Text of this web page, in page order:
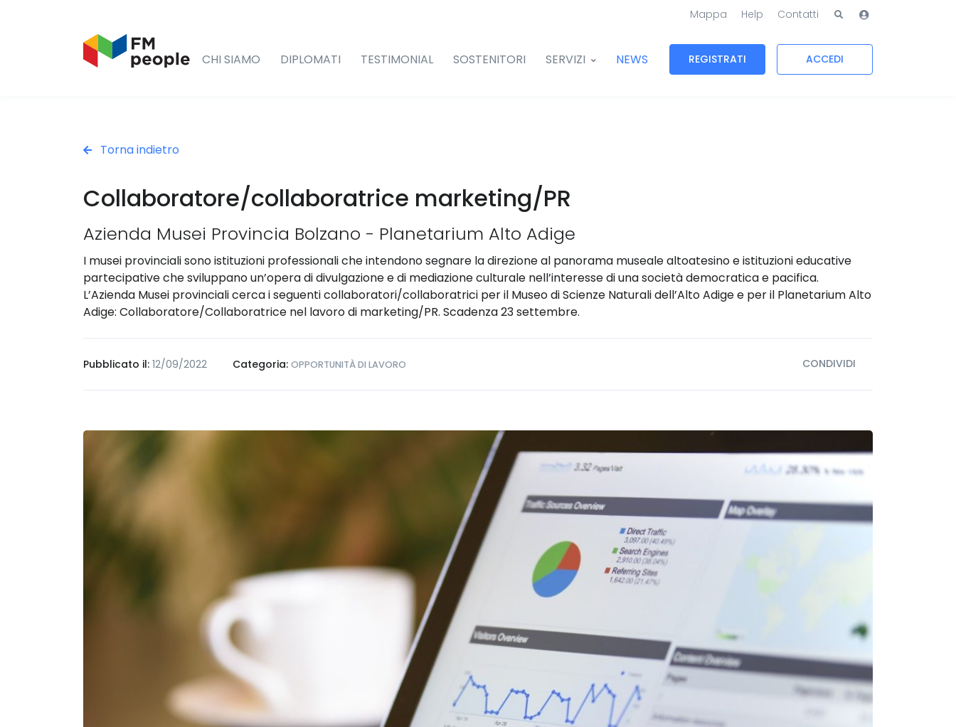
Mappa Help Contatti
CHI SIAMO DIPLOMATI TESTIMONIAL SOSTENITORI SERVIZI NEWS REGISTRATI ACCEDI
Torna indietro
Collaboratore/collaboratrice marketing/PR
Azienda Musei Provincia Bolzano - Planetarium Alto Adige
I musei provinciali sono istituzioni professionali che intendono segnare la direzione al panorama museale altoatesino e istituzioni educative
partecipative che sviluppano un’opera di divulgazione e di mediazione culturale nell’interesse di una società democratica e pacifica.
L’Azienda Musei provinciali cerca i seguenti collaboratori/collaboratrici per il Museo di Scienze Naturali dell’Alto Adige e per il Planetarium Alto
Adige: Collaboratore/Collaboratrice nel lavoro di marketing/PR. Scadenza 23 settembre.
Pubblicato il: 12/09/2022 Categoria: OPPORTUNITÀ DI LAVORO CONDIVIDI